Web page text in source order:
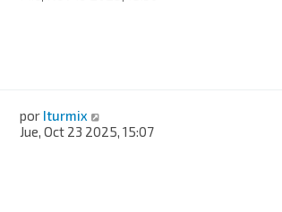
por Iturmix
Jue, Oct 23 2025, 15:07